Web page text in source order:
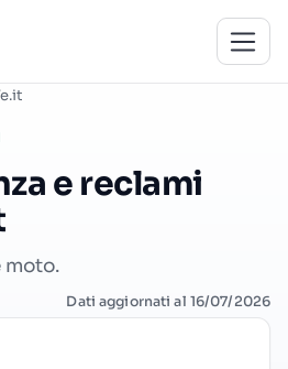
e reclami
moto.
Dati aggiornati al 16/07/2026